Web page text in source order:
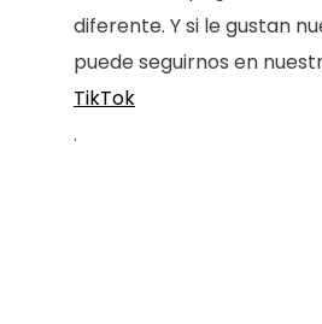
diferente. Y si le gustan
puede seguirnos en
TikTok
.